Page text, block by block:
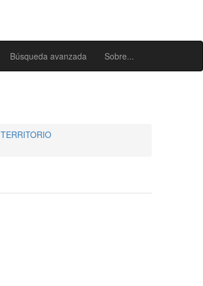
Búsqueda avanzada Sobre...
TERRITORIO